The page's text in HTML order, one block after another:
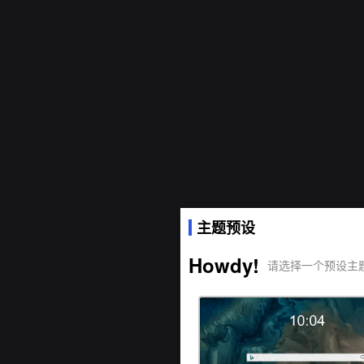
主题预设
Howdy! 请选择一个预设主